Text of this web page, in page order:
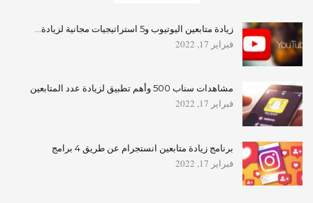
زيادة متابعين اليوتيوب و5 استراتيجيات مجانية لزيادة…
فبراير 17, 2022
مشاهدات سناب 500 وأهم تطبيق لزيادة عدد المتابعين
فبراير 17, 2022
برنامج زيادة متابعين انستجرام عن طريق 4 برامج
فبراير 17, 2022